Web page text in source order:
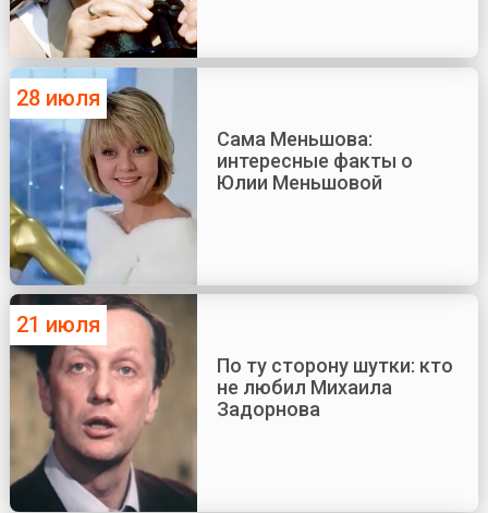
28 июля
Сама Меньшова:
интересные факты о
Юлии Меньшовой
21 июля
По ту сторону шутки: кто
не любил Михаила
Задорнова